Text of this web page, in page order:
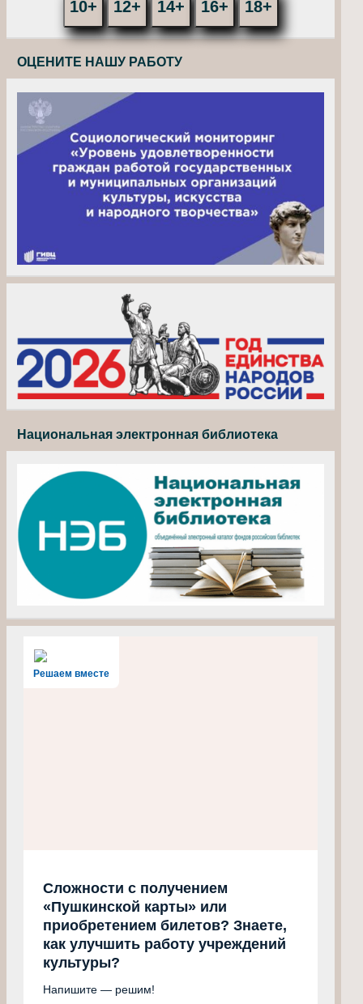
10+ 12+ 14+ 16+ 18+
ОЦЕНИТЕ НАШУ РАБОТУ
Национальная электронная библиотека
Решаем вместе
Сложности с получением
«Пушкинской карты» или
приобретением билетов? Знаете,
как улучшить работу учреждений
культуры?
Напишите — решим!